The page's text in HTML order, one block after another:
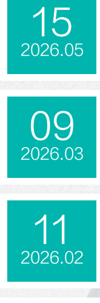
15
2026.05
09
2026.03
11
2026.02